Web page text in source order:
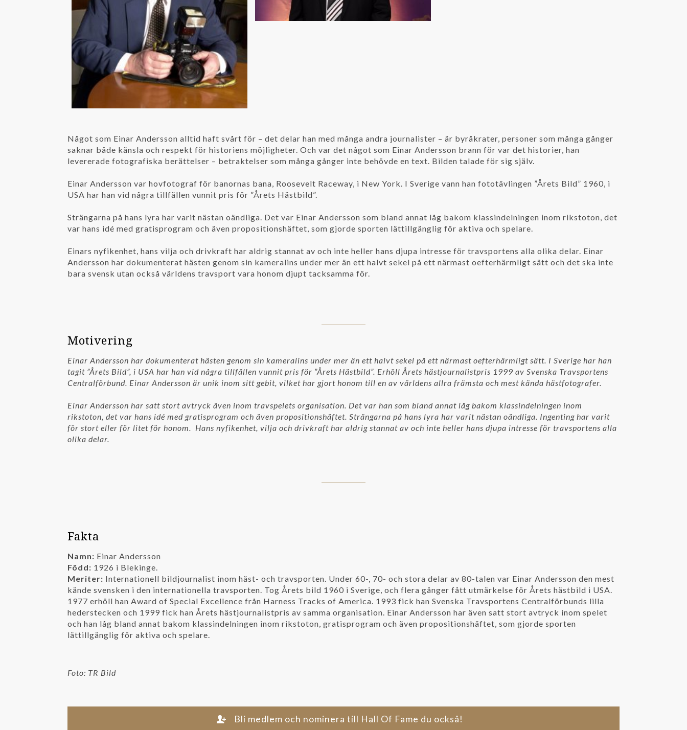
Något som Einar Andersson alltid haft svårt för – det delar han med många andra journalister – är byråkrater, personer som många gånger
saknar både känsla och respekt för historiens möjligheter. Och var det något som Einar Andersson brann för var det historier, han
levererade fotografiska berättelser – betraktelser som många gånger inte behövde en text. Bilden talade för sig själv.
Einar Andersson var hovfotograf för banornas bana, Roosevelt Raceway, i New York. I Sverige vann han fototävlingen ”Årets Bild” 1960, i
USA har han vid några tillfällen vunnit pris för ”Årets Hästbild”.
Strängarna på hans lyra har varit nästan oändliga. Det var Einar Andersson som bland annat låg bakom klassindelningen inom rikstoton, det
var hans idé med gratisprogram och även propositionshäftet, som gjorde sporten lättillgänglig för aktiva och spelare.
Einars nyfikenhet, hans vilja och drivkraft har aldrig stannat av och inte heller hans djupa intresse för travsportens alla olika delar. Einar
Andersson har dokumenterat hästen genom sin kameralins under mer än ett halvt sekel på ett närmast oefterhärmligt sätt och det ska inte
bara svensk utan också världens travsport vara honom djupt tacksamma för.
Motivering
Einar Andersson har dokumenterat hästen genom sin kameralins under mer än ett halvt sekel på ett närmast oefterhärmligt sätt. I Sverige har han
tagit ”Årets Bild”, i USA har han vid några tillfällen vunnit pris för ”Årets Hästbild”. Erhöll Årets hästjournalistpris 1999 av Svenska Travsportens
Centralförbund. Einar Andersson är unik inom sitt gebit, vilket har gjort honom till en av världens allra främsta och mest kända hästfotografer.
Einar Andersson har satt stort avtryck även inom travspelets organisation. Det var han som bland annat låg bakom klassindelningen inom
rikstoton, det var hans idé med gratisprogram och även propositionshäftet. Strängarna på hans lyra har varit nästan oändliga. Ingenting har varit
för stort eller för litet för honom. Hans nyfikenhet, vilja och drivkraft har aldrig stannat av och inte heller hans djupa intresse för travsportens alla
olika delar.
Fakta
Namn: Einar Andersson
Född: 1926 i Blekinge.
Meriter: Internationell bildjournalist inom häst- och travsporten. Under 60-, 70- och stora delar av 80-talen var Einar Andersson den mest
kände svensken i den internationella travsporten. Tog Årets bild 1960 i Sverige, och flera gånger fått utmärkelse för Årets hästbild i USA.
1977 erhöll han Award of Special Excellence från Harness Tracks of America. 1993 fick han Svenska Travsportens Centralförbunds lilla
hederstecken och 1999 fick han Årets hästjournalistpris av samma organisation. Einar Andersson har även satt stort avtryck inom spelet
och han låg bland annat bakom klassindelningen inom rikstoton, gratisprogram och även propositionshäftet, som gjorde sporten
lättillgänglig för aktiva och spelare.
Foto: TR Bild
Bli medlem och nominera till Hall Of Fame du också!